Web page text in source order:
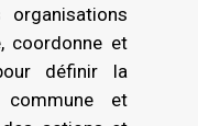
organisations
coordonne et
définir la
commune et